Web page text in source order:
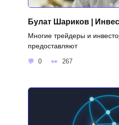
Булат Шариков |
Многие трейдеры и
предоставляют
0 267